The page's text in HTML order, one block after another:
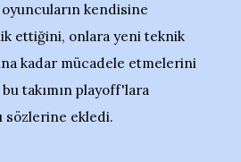
kendisine
ettiğini, onlara yeni teknik
kadar mücadele etmelerini
takımın playoff'lara
sözlerine ekledi.